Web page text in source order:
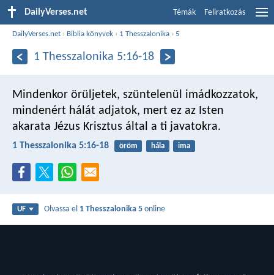
DailyVerses.net Témák Feliratkozás
DailyVerses.net › Biblia könyvek › 1 Thesszalonika ›5
1 Thesszalonika 5:16-18
Mindenkor örüljetek, szüntelenül imádkozzatok,
mindenért hálát adjatok, mert ez az Isten
akarata Jézus Krisztus által a ti javatokra.
1 Thesszalonika 5:16-18 öröm hála ima
UF Olvassa el 1 Thesszalonika 5 online